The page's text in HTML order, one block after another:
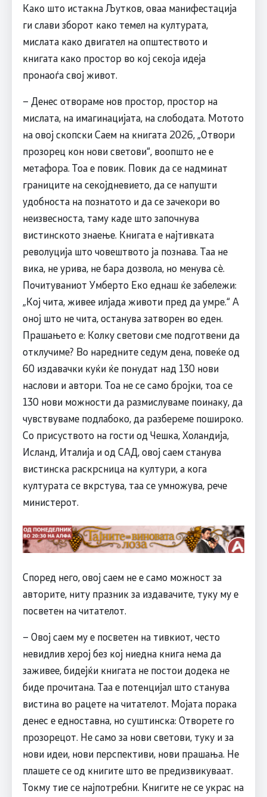
Како што истакна Љутков, оваа манифестација
ги слави зборот како темел на културата,
мислата како двигател на општеството и
книгата како простор во кој секоја идеја
пронаоѓа свој живот.
– Денес отвораме нов простор, простор на
мислата, на имагинацијата, на слободата. Мотото
на овој скопски Саем на книгата 2026, „Отвори
прозорец кон нови светови“, воопшто не е
метафора. Тоа е повик. Повик да се надминат
границите на секојдневието, да се напушти
удобноста на познатото и да се зачекори во
неизвесноста, таму каде што започнува
вистинското знаење. Книгата е најтивката
револуција што човештвото ја познава. Таа не
вика, не урива, не бара дозвола, но менува сè.
Почитуваниот Умберто Еко еднаш ќе забележи:
„Кој чита, живее илјада животи пред да умре.“ А
оној што не чита, останува затворен во еден.
Прашањето е: Колку светови сме подготвени да
отклучиме? Во наредните седум дена, повеќе од
60 издавачки куќи ќе понудат над 130 нови
наслови и автори. Тоа не се само бројки, тоа се
130 нови можности да размислуваме поинаку, да
чувствуваме подлабоко, да разбереме пошироко.
Со присуството на гости од Чешка, Холандија,
Исланд, Италија и од САД, овој саем станува
вистинска раскрсница на култури, а кога
културата се вкрстува, таа се умножува, рече
министерот.
Според него, овој саем не е само можност за
авторите, ниту празник за издавачите, туку му е
посветен на читателот.
– Овој саем му е посветен на тивкиот, често
невидлив херој без кој ниедна книга нема да
заживее, бидејќи книгата не постои додека не
биде прочитана. Таа е потенцијал што станува
вистина во рацете на читателот. Mојата порака
денес е едноставна, но суштинска: Отворете го
прозорецот. Не само за нови светови, туку и за
нови идеи, нови перспективи, нови прашања. Не
плашете се од книгите што ве предизвикуваат.
Токму тие се најпотребни. Книгите не се украс на